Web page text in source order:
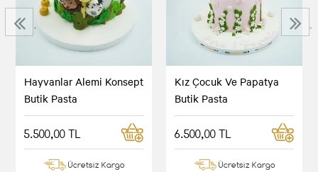
Hayvanlar Alemi Konsept
Butik Pasta
5.500,00 TL
Ücretsiz Kargo
Kız Çocuk Ve Papatya
Butik Pasta
6.500,00 TL
Ücretsiz Kargo
‹ ›